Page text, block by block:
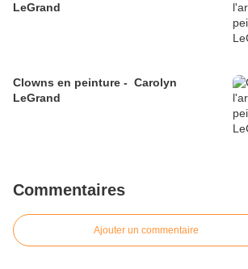
LeGrand
Clowns en peinture - Carolyn
LeGrand
Commentaires
Ajouter un commentaire